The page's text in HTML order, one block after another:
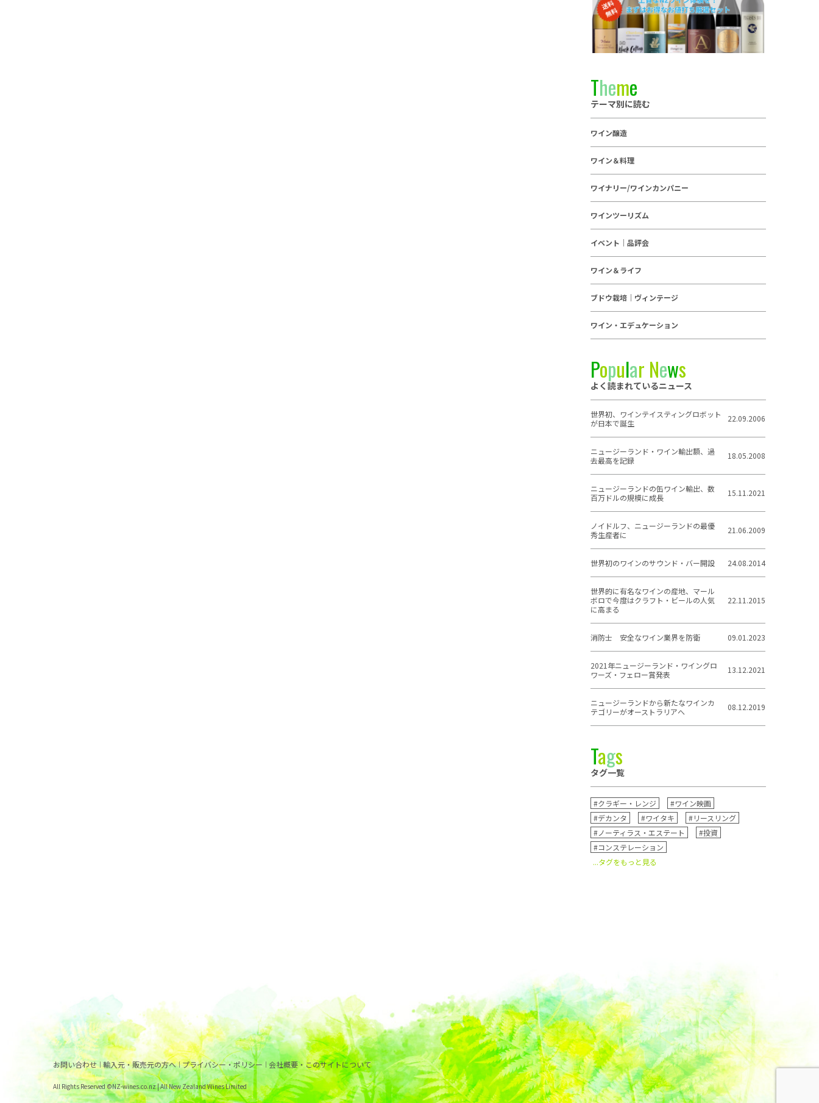
Theme
テーマ別に読む
ワイン醸造
ワイン＆料理
ワイナリー/ワインカンパニー
ワインツーリズム
イベント｜品評会
ワイン＆ライフ
ブドウ栽培｜ヴィンテージ
ワイン・エデュケーション
Popular News
よく読まれているニュース
世界初、ワインテイスティングロボット
が日本で誕生
22.09.2006
ニュージーランド・ワイン輸出額、過
去最高を記録
18.05.2008
ニュージーランドの缶ワイン輸出、数
百万ドルの規模に成長
15.11.2021
ノイドルフ、ニュージーランドの最優
秀生産者に
21.06.2009
世界初のワインのサウンド・バー開設 24.08.2014
世界的に有名なワインの産地、マール
ボロで今度はクラフト・ビールの人気
に高まる
22.11.2015
消防士 安全なワイン業界を防衛 09.01.2023
2021年ニュージーランド・ワイングロ
ワーズ・フェロー賞発表
13.12.2021
ニュージーランドから新たなワインカ
テゴリーがオーストラリアへ
08.12.2019
Tags
タグ一覧
#クラギー・レンジ
#ワイン映画
#デカンタ
#ワイタキ
#リースリング
#ノーティラス・エステート
#投資
#コンステレーション
...タグをもっと見る
お問い合わせ 輸入元・販売元の方へ プライバシー・ポリシー 会社概要・このサイトについて
All Rights Reserved ©NZ-wines.co.nz | All New Zealand Wines Limited